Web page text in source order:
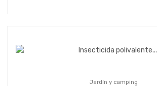
Jardín y camping